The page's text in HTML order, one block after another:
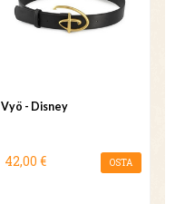
Vyö - Disney
42,00 € OSTA